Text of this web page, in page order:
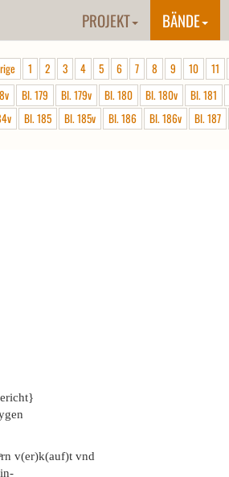
PROJEKT BÄNDE
1 2 3 4 5 6 7 8 9 10 11
Bl. 179 Bl. 179v Bl. 180 Bl. 180v Bl. 181
Bl. 185 Bl. 185v Bl. 186 Bl. 186v Bl. 187
v(er)k(auf)t vnd